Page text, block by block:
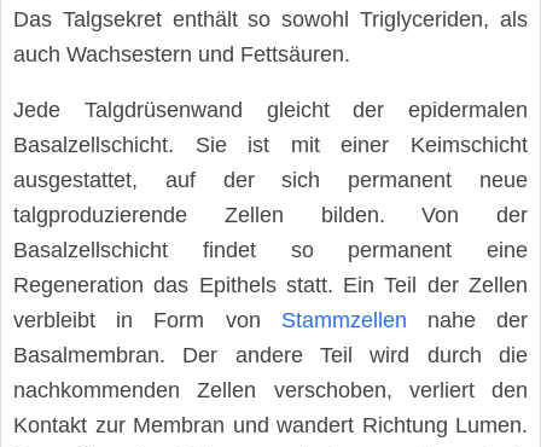
Das Talgsekret enthält so sowohl Triglyceriden, als
auch Wachsestern und Fettsäuren.
Jede Talgdrüsenwand gleicht der epidermalen
Basalzellschicht. Sie ist mit einer Keimschicht
ausgestattet, auf der sich permanent neue
talgproduzierende Zellen bilden. Von der
Basalzellschicht findet so permanent eine
Regeneration das Epithels statt. Ein Teil der Zellen
verbleibt in Form von Stammzellen nahe der
Basalmembran. Der andere Teil wird durch die
nachkommenden Zellen verschoben, verliert den
Kontakt zur Membran und wandert Richtung Lumen.